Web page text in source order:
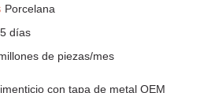
Porcelana
días
de piezas/mes
con tapa de metal OEM